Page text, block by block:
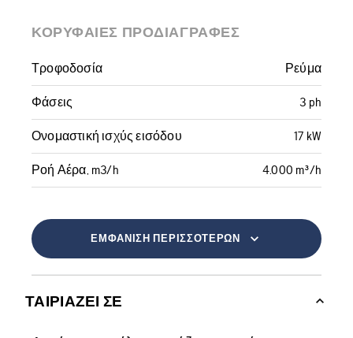
ΚΟΡΥΦΑΊΕΣ ΠΡΟΔΙΑΓΡΑΦΈΣ
Τροφοδοσία Ρεύμα
Φάσεις 3 ph
Ονομαστική ισχύς εισόδου 17 kW
Ροή Αέρα, m3/h 4.000 m³/h
ΕΜΦΆΝΙΣΗ ΠΕΡΙΣΣΌΤΕΡΩΝ
ΤΑΙΡΙΆΖΕΙ ΣΕ